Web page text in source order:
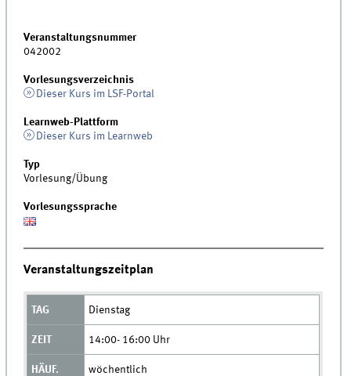
Veranstaltungsnummer
042002
Vorlesungsverzeichnis
Dieser Kurs im LSF-Portal
Learnweb-Plattform
Dieser Kurs im Learnweb
Typ
Vorlesung/Übung
Vorlesungssprache
Veranstaltungszeitplan
Dienstag
14:00- 16:00 Uhr
wöchentlich